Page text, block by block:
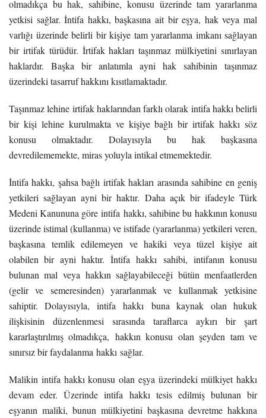
olmadıkça bu hak, sahibine, konusu üzerinde tam yararlanma
yetkisi sağlar. İntifa hakkı, başkasına ait bir eşya, hak veya mal
varlığı üzerinde belirli bir kişiye tam yararlanma imkanı sağlayan
bir irtifak türüdür. İrtifak hakları taşınmaz mülkiyetini sınırlayan
haklardır. Başka bir anlatımla ayni hak sahibinin taşınmaz
üzerindeki tasarruf hakkını kısıtlamaktadır.
Taşınmaz lehine irtifak haklarından farklı olarak intifa hakkı belirli
bir kişi lehine kurulmakta ve kişiye bağlı bir irtifak hakkı söz
konusu olmaktadır. Dolayısıyla bu hak başkasına
devredilememekte, miras yoluyla intikal etmemektedir.
İntifa hakkı, şahsa bağlı irtifak hakları arasında sahibine en geniş
yetkileri sağlayan ayni bir haktır. Daha açık bir ifadeyle Türk
Medeni Kanununa göreintifa hakkı, sahibine bu hakkının konusu
üzerinde istimal (kullanma) ve istifade (yararlanma) yetkileri veren,
başkasına temlik edilemeyen ve hakiki veya tüzel kişiye ait
olabilen bir ayni haktır. İntifa hakkı sahibi, intifanın konusu
bulunan mal veya hakkın sağlayabileceği bütün menfaatlerden
(gelir ve semeresinden) yararlanmak ve kullanmak yetkisine
sahiptir. Dolayısıyla, intifa hakkı buna kaynak olan hukuk
ilişkisinin düzenlenmesi sırasında taraflarca aykırı bir şart
kararlaştırılmış olmadıkça, hakkın konusu olan şeyden tam ve
sınırsız bir faydalanma hakkı sağlar.
Malikin intifa hakkı konusu olan eşya üzerindeki mülkiyet hakkı
devam eder. Üzerinde intifa hakkı tesis edilmiş bulunan bir
eşyanın maliki, bunun mülkiyetini başkasına devretme hakkına